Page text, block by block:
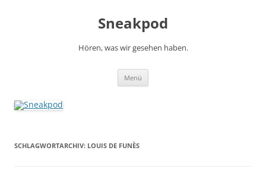
Sneakpod
Hören, was wir gesehen haben.
Menü
SCHLAGWORTARCHIV: LOUIS DE FUNÈS